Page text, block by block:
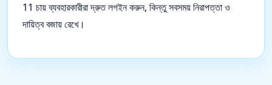
11 চায় ব্যবহারকারীরা দ্রুত লগইন করুন, কিন্তু সবসময় নিরাপত্তা ও
দায়িত্ব বজায় রেখে।